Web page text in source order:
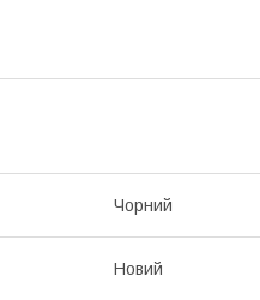
Чорний
Новий